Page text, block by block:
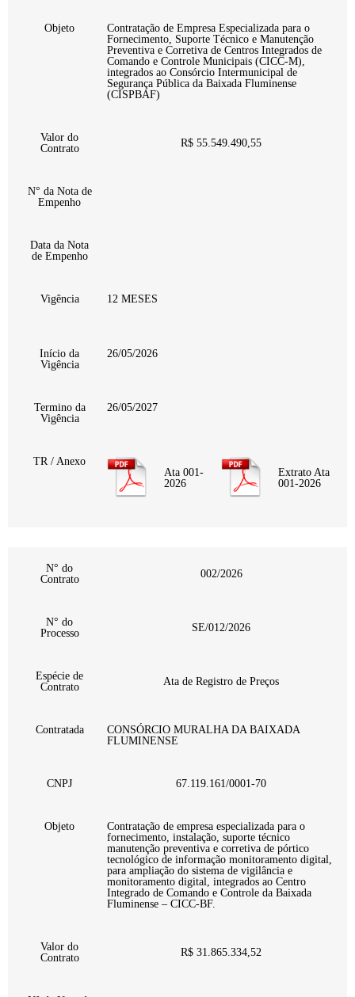
Objeto
Contratação de Empresa Especializada para o
Fornecimento, Suporte Técnico e Manutenção
Preventiva e Corretiva de Centros Integrados de
Comando e Controle Municipais (CICC-M),
integrados ao Consórcio Intermunicipal de
Segurança Pública da Baixada Fluminense
(CISPBAF)
Valor do
Contrato
R$ 55.549.490,55
N° da Nota de
Empenho
Data da Nota
de Empenho
Vigência 12 MESES
Início da
Vigência
26/05/2026
Termino da
Vigência
26/05/2027
TR / Anexo
Ata 001-
2026
Extrato Ata
001-2026
N° do
Contrato
002/2026
N° do
Processo
SE/012/2026
Espécie de
Contrato
Ata de Registro de Preços
Contratada
CONSÓRCIO MURALHA DA BAIXADA
FLUMINENSE
CNPJ 67.119.161/0001-70
Objeto
Contratação de empresa especializada para o
fornecimento, instalação, suporte técnico
manutenção preventiva e corretiva de pórtico
tecnológico de informação monitoramento digital,
para ampliação do sistema de vigilância e
monitoramento digital, integrados ao Centro
Integrado de Comando e Controle da Baixada
Fluminense – CICC-BF.
Valor do
Contrato
R$ 31.865.334,52